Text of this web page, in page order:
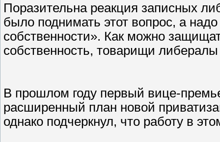
Поразительна реакция записных
было поднимать этот вопрос, а
собственности». Как можно
собственность, товарищи
В прошлом году первый вице-
расширенный план новой
однако подчеркнул, что работу в